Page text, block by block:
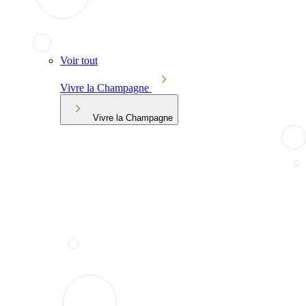
Voir tout
Vivre la Champagne
Vivre la Champagne